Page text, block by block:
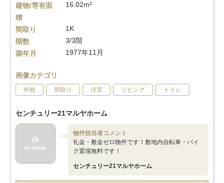
建物/専有面
積
16.02m²
間取り
1K
階数
3/3階
築年月
1977年11月
画像カテゴリ
外観 間取り 洋室 リビング トイレ
センチュリー21マルヤホーム
物件担当者コメント
礼金・敷金ゼロ物件です！敷地内自転車・バイ
ク置場無料です！
センチュリー21マルヤホーム